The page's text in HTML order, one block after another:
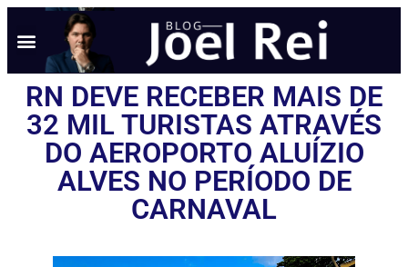
RN DEVE RECEBER MAIS DE
32 MIL TURISTAS ATRAVÉS
DO AEROPORTO ALUÍZIO
ALVES NO PERÍODO DE
CARNAVAL